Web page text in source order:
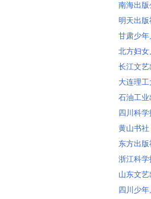
南海出版
明天出版
甘肃少年
北方妇女
长江文艺
大连理
石油工业
四川科
黄山书社
东方出版
浙江科学
山东文艺
四川少